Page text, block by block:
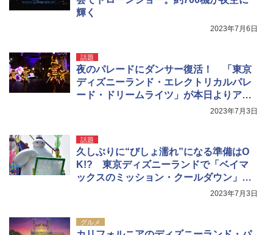
輝く
2023年7月6日
話題
夜のパレードにダンサー復活！ 「東京
ディズニーランド・エレクトリカルパレ
ード・ドリームライツ」が本日よりアッ
2023年7月3日
話題
久しぶりに“びしょ濡れ”になる準備はO
K!? 東京ディズニーランドで「ベイマ
ックスのミッション・クールダウン」が
2023年7月3日
グルメ